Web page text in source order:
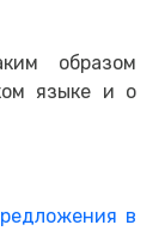
образом
языке и о
в